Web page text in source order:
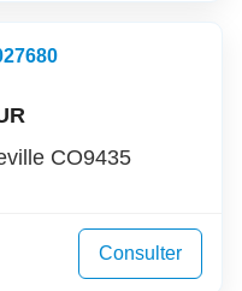
CO9435
Consulter